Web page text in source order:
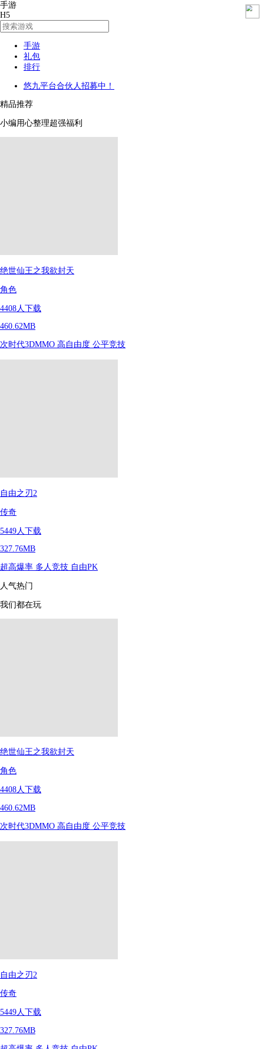
手游
H5
手游
礼包
排行
悠九平台合伙人招募中！
精品推荐
小编用心整理超强福利
绝世仙王之我欲封天
角色
4408 人下载
460.62MB
次时代3DMMO 高自由度 公平竞技
自由之刃2
传奇
5449 人下载
327.76MB
超高爆率 多人竞技 自由PK
人气热门
我们都在玩
绝世仙王之我欲封天
角色
4408人下载
460.62MB
次时代3DMMO 高自由度 公平竞技
自由之刃2
传奇
5449人下载
327.76MB